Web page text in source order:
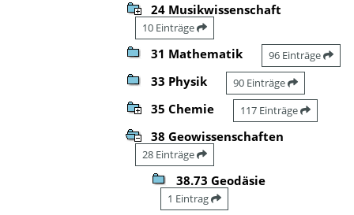
24 Musikwissenschaft
10 Einträge
31 Mathematik 96 Einträge
33 Physik 90 Einträge
35 Chemie 117 Einträge
38 Geowissenschaften
28 Einträge
38.73 Geodäsie
1 Eintrag